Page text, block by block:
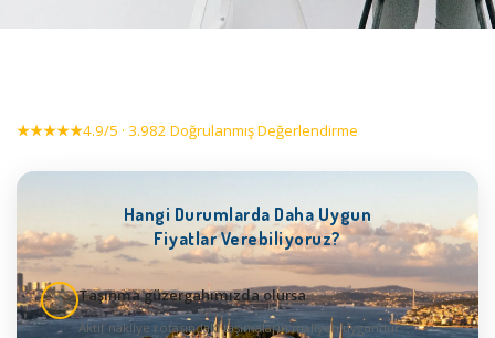
★★★★★4.9/5 · 3.982 Doğrulanmış Değerlendirme
Hangi Durumlarda Daha Uygun
Fiyatlar Verebiliyoruz?
1 Taşınma güzergahımızda olursa
Aktif nakliye rotasındaki taşımaların maliyeti uygundur